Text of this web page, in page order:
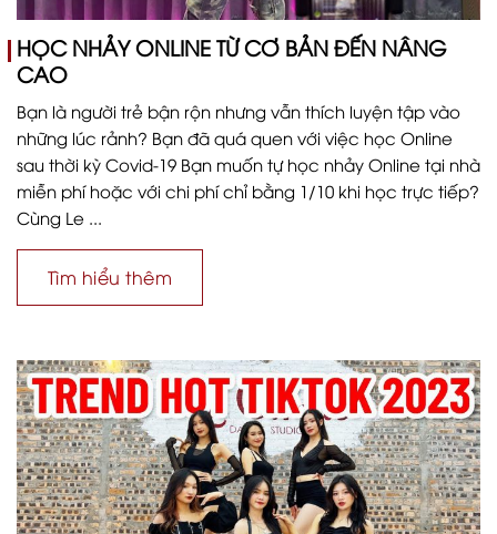
HỌC NHẢY ONLINE TỪ CƠ BẢN ĐẾN NÂNG
CAO
Bạn là người trẻ bận rộn nhưng vẫn thích luyện tập vào
những lúc rảnh? Bạn đã quá quen với việc học Online
sau thời kỳ Covid-19 Bạn muốn tự học nhảy Online tại nhà
miễn phí hoặc với chi phí chỉ bằng 1/10 khi học trực tiếp?
Cùng Le ...
Tìm hiểu thêm